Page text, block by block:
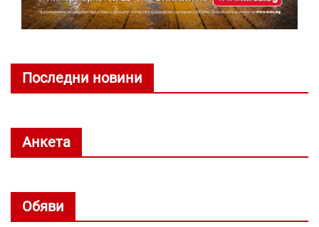
Последни новини
Анкета
Обяви